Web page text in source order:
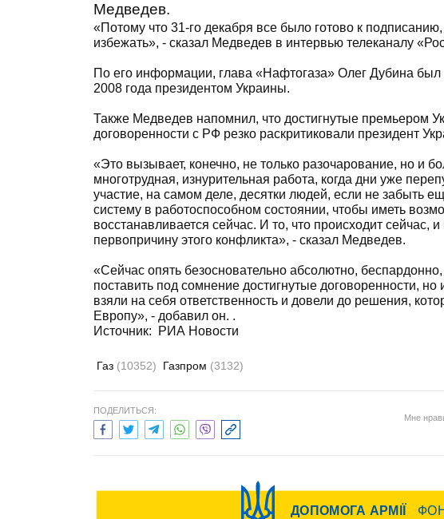
Медведев.
«Потому что 31-го декабря все было готово к
избежать», - сказал Медведев в интервью телеканалу
По его информации, глава «Нафтогаза» Олег Дубина был
2008 года президентом Украины.
Также Медведев напомнил, что достигнутые премьером
договоренности с РФ резко раскритиковали президент
«Это вызывает, конечно, не только разочарование, но и
многотрудная, изнурительная работа, когда дни уже
участие, на самом деле, десятки людей, если не забыть
систему в работоспособном состоянии, чтобы иметь
восстанавливается сейчас. И то, что происходит сейчас,
первопричину этого конфликта», - сказал Медведев.
«Сейчас опять безосновательно абсолютно,
поставить под сомнение достигнутые договоренности,
взяли на себя ответственность и довели до решения,
Европу», - добавил он. .
Источник:
РИА Новости
Газ (10352) Газпром (3132)
ПОДЕЛИТЬСЯ:
Мне